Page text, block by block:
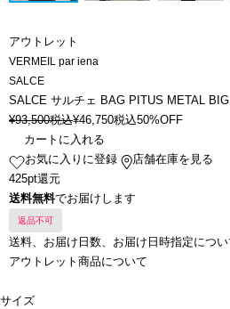
アウトレット
VERMEIL par iena
SALCE
SALCE サルチェ BAG PITUS METAL
¥93,500税込¥46,750税込50%OFF
カートに入れる
お気に入りに登録
店舗在庫を見る
425pt還元
送料無料でお届けします
返品不可
送料、お届け日数、お届け日時指定につい
アウトレット商品について
サイズ